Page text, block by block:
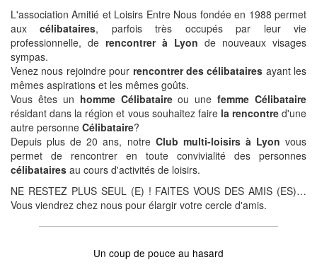
L'association Amitié et Loisirs Entre Nous fondée en 1988 permet
auxcélibataires, parfois très occupés par leur vie
professionnelle, de rencontrer à Lyon de nouveaux visages
sympas.
Venez nous rejoindre pour rencontrer des célibataires ayant les
mêmes aspirations et les mêmes goûts.
Vous êtes un homme Célibataireou unefemme Célibataire
résidant dans la région et vous souhaitez faire la rencontred'une
autre personne Célibataire?
Depuis plus de 20 ans, notre Club multi-loisirs à Lyon vous
permet de rencontrer en toute convivialité des personnes
célibataires au cours d'activités de loisirs.
NE RESTEZ PLUS SEUL (E) ! FAITES VOUS DES AMIS (ES)…
Vous viendrez chez nous pour élargir votre cercle d'amis.
Un coup de pouce au hasard